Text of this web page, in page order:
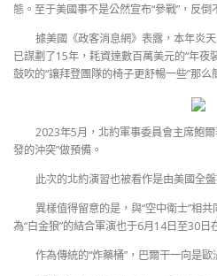
態。至于美國事不是公然宣布“參戰”，反倒
據美國《政客消息網》表露，本年炎
已謀劃了15年，耗資達數百萬美元的“年夜
鼓吹的“讓拜登團隊的椅子更舒暢一些”那么
2023年5月，北約軍事委員會主席鮑
發的沖突”做預備。
此次的北約演習也被看作是由美國全
異樣值得留意的是，與“空中衛士”相
為“白金狼”的結合軍演也于6月14日至30日
作為傳統的“炸藥桶”，巴爾干一向是歐